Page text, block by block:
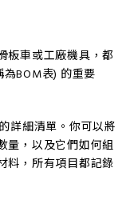
板車或工廠機具，都
BOM表) 的重要
詳細清單。你可以將
量，以及它們如何組
料，所有項目都記錄